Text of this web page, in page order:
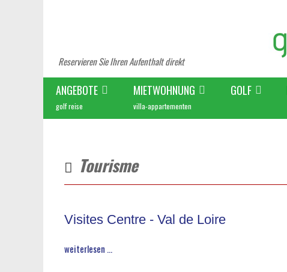
Reservieren Sie Ihren Aufenthalt direkt
ANGEBOTE
golf reise
MIETWOHNUNG
villa-appartementen
GOLF
Tourisme
Visites Centre - Val de Loire
weiterlesen ...